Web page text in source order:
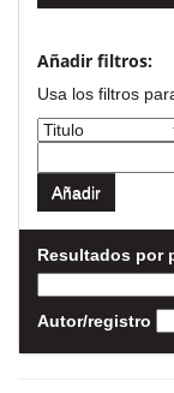
Añadir filtros:
Usa los filtros
Resultados por
Autor/registro